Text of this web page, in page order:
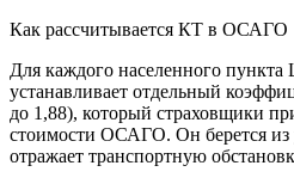
Как рассчитывается КТ в ОСАГО
Для каждого населенного пункта
устанавливает отдельный
до 1,88), который страховщики
стоимости ОСАГО. Он берется
отражает транспортную